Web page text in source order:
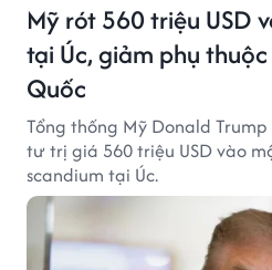
Mỹ rót 560 triệu USD
tại Úc, giảm phụ
Quốc
Tổng thống Mỹ Donald
tư trị giá 560 triệu USD vào
scandium tại Úc.